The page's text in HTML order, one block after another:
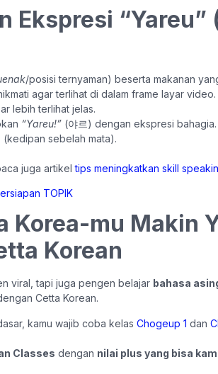
Ekspresi “Yareu”
/posisi ternyaman) beserta makanan
agar terlihat di dalam frame layar
lebih terlihat jelas.
“Yareu!” (야르) dengan ekspresi bahagia.
(kedipan sebelah mata).
juga artikeltips meningkatkan skill
Korea-mu Makin
Korean
viral, tapi juga pengen belajar bahasa
Cetta Korean.
kamu wajib coba kelas Chogeup 1 dan
Classes dengan nilai plus yang bisa